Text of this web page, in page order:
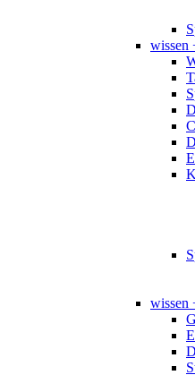
wissen
wissen